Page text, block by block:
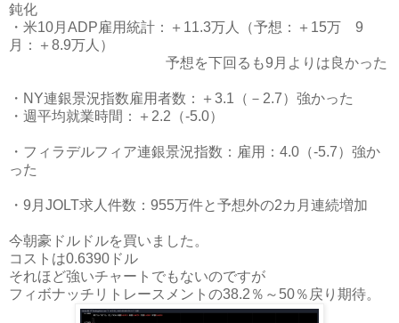
鈍化
・米10月ADP雇用統計：＋11.3万人（予想：＋15万 9
月：＋8.9万人）
予想を下回るも9月よりは良かった
・NY連銀景況指数雇用者数：＋3.1（－2.7）強かった
・週平均就業時間：＋2.2（‐5.0）
・フィラデルフィア連銀景況指数：雇用：4.0（-5.7）強か
った
・9月JOLT求人件数：955万件と予想外の2カ月連続増加
今朝豪ドルドルを買いました。
コストは0.6390ドル
それほど強いチャートでもないのですが
フィボナッチリトレースメントの38.2％～50％戻り期待。